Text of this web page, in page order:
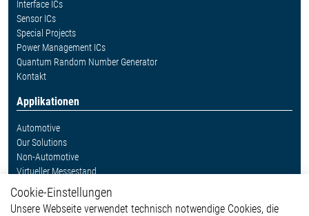
Interface ICs
Sensor ICs
Special Projects
Power Management ICs
Quantum Random Number Generator
Kontakt
Applikationen
Automotive
Our Solutions
Non-Automotive
Virtueller Messestand
Weitere Links
Cookie-Einstellungen
Unsere Webseite verwendet technisch notwendige Cookies, die